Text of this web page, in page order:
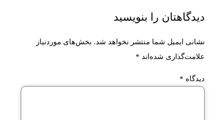
دیدگاهتان را بنویسید
نشانی ایمیل شما منتشر نخواهد شد. بخش‌های موردنیاز
علامت‌گذاری شده‌اند *
دیدگاه *